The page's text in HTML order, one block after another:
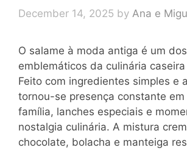
December 14, 2025 by Ana e
O salame à moda antiga é um
emblemáticos da culinária
Feito com ingredientes simples e
tornou-se presença constante
família, lanches especiais e
nostalgia culinária. A mistura
chocolate, bolacha e manteiga